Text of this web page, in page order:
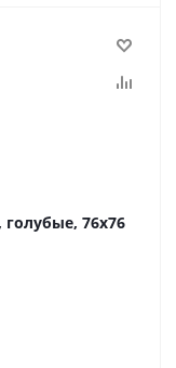
голубые, 76х76